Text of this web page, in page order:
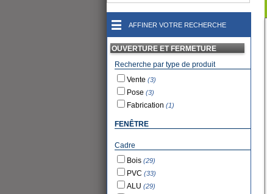
AFFINER VOTRE RECHERCHE
OUVERTURE ET FERMETURE
Recherche par type de produit
Vente (3)
Pose (3)
Fabrication (1)
FENÊTRE
Cadre
Bois (29)
PVC (33)
ALU (29)